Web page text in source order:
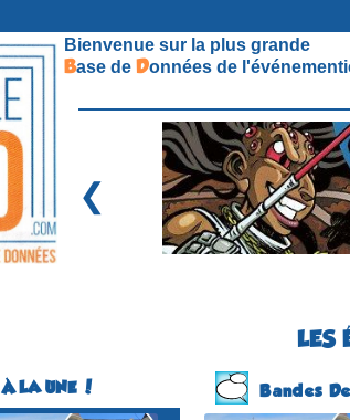
Bienvenue sur la plus grande
Base de Données de
❮
LES
À LA UNE ! Bandes